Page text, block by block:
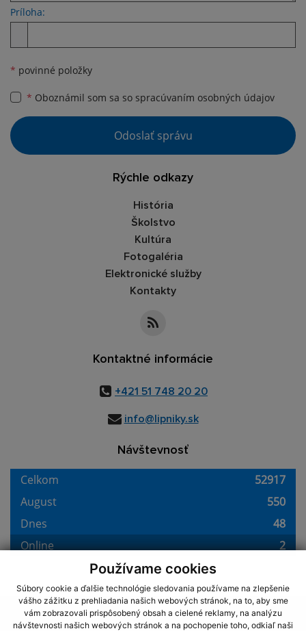
Používame cookies
Súbory cookie a ďalšie technológie sledovania používame na zlepšenie
vášho zážitku z prehliadania našich webových stránok, na to, aby sme
vám zobrazovali prispôsobený obsah a cielené reklamy, na analýzu
návštevnosti našich webových stránok a na pochopenie toho, odkiaľ naši
Príloha:
* povinné položky
* Oboznámil som sa so spracúvaním osobných údajov
Google reCaptcha Response
Odoslať správu
Rýchle odkazy
História
Školstvo
Kultúra
Fotogaléria
Elektronické služby
Kontakty
Kontaktné informácie
+421 51 748 20 20
info@lipniky.sk
Návštevnosť
využite možnosť získavania aktuálnych informácií s využitím RSS
CMS systém (redakčný) systém ECHELON 2,Mapa stránok,web portál